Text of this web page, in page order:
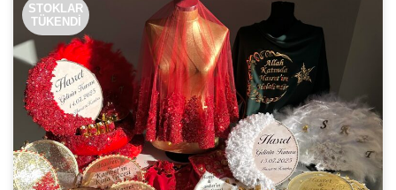
STOKLAR
TÜKENDİ